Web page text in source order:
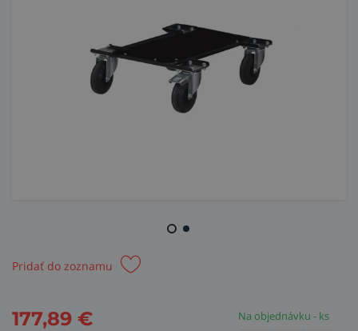
Pridať do zoznamu
177,89 € Na objednávku - ks